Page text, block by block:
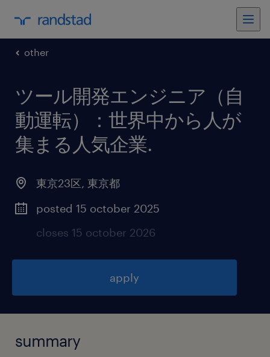
other
ツール開発エンジニア（自
動運転）：世界中から人が
集まる人気企業.
東京23区, 東京都
posted 15 october 2025
closes 15 october 2026
apply
summary